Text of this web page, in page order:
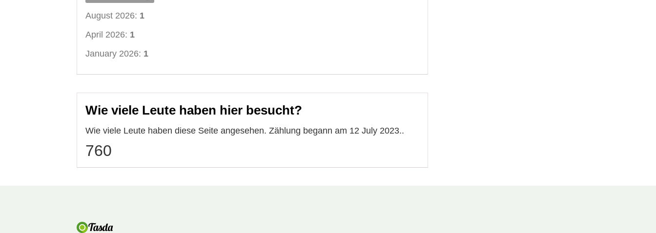
August 2026: 1
April 2026: 1
January 2026: 1
Wie viele Leute haben hier besucht?
Wie viele Leute haben diese Seite angesehen. Zählung begann am 12 July 2023..
760